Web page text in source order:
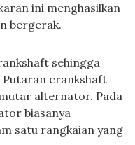
ini menghasilkan
bergerak.
sehingga
Putaran crankshaft
alternator. Pada
biasanya
satu rangkaian yang